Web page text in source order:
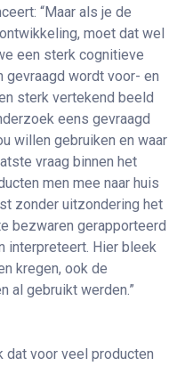
“Maar als je de
moet dat wel
een sterk cognitieve
gevraagd wordt voor- en
sterk vertekend beeld
eens gevraagd
willen gebruiken en waar
vraag binnen het
men mee naar huis
zonder uitzondering het
bezwaren gerapporteerd
interpreteert. Hier bleek
kregen, ook de
al gebruikt werden.”
voor veel producten